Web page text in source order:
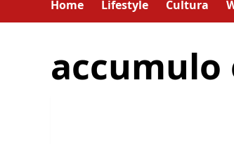
Home Lifestyle Cultura